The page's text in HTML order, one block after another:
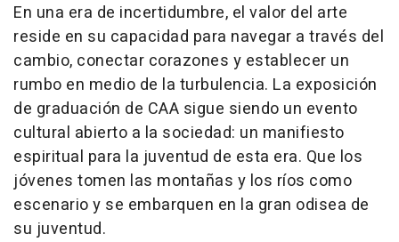
En una era de incertidumbre, el valor del arte
reside en su capacidad para navegar a través del
cambio, conectar corazones y establecer un
rumbo en medio de la turbulencia. La exposición
de graduación de CAA sigue siendo un evento
cultural abierto a la sociedad: un manifiesto
espiritual para la juventud de esta era. Que los
jóvenes tomen las montañas y los ríos como
escenario y se embarquen en la gran odisea de
su juventud.